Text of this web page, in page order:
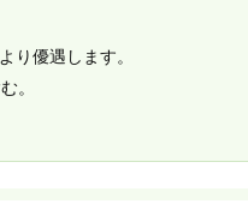
り優遇します。
。